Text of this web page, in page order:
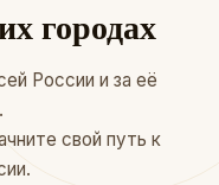
городах
России и за её
свой путь к